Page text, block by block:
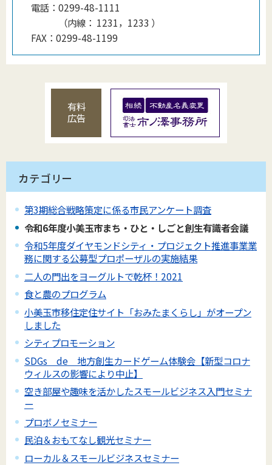
電話： 0299-48-1111
（内線 ： 1231，1233 ）
FAX： 0299-48-1199
有料
広告
カテゴリー
第3期総合戦略策定に係る市民アンケート調査
令和6年度小美玉市まち・ひと・しごと創生有識者会議
令和5年度ダイヤモンドシティ・プロジェクト推進事業業
務に関する公募型プロポーザルの実施結果
二人の門出をヨーグルトで乾杯！2021
食と農のプログラム
小美玉市移住定住サイト「おみたまくらし」がオープン
しました
シティプロモーション
SDGs de 地方創生カードゲーム体験会【新型コロナ
ウィルスの影響により中止】
空き部屋や趣味を活かしたスモールビジネス入門セミナ
ー
プロボノセミナー
民泊＆おもてなし観光セミナー
ローカル＆スモールビジネスセミナー